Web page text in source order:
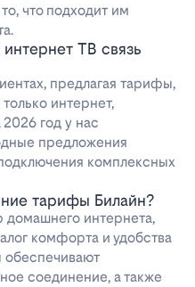
что подходит им
ТВ связь
предлагая тарифы,
интернет,
год у нас
предложения
комплексных
тарифы Билайн?
домашнего интернета,
комфорта и удобства
соединение, а также